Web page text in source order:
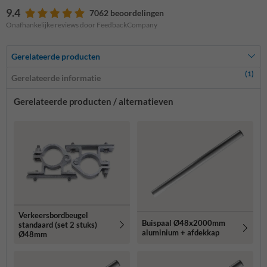
9.4 7062 beoordelingen
Onafhankelijke reviews door FeedbackCompany
Gerelateerde producten
Gerelateerde informatie (1)
Gerelateerde producten / alternatieven
Verkeersbordbeugel
standaard (set 2 stuks)
Ø48mm
Buispaal Ø48x2000mm
aluminium + afdekkap